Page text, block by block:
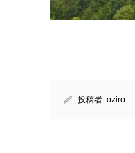
投稿者: oziro